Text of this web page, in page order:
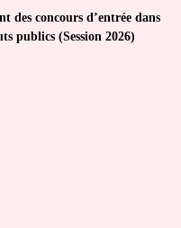
des concours d’entrée dans
publics (Session 2026)